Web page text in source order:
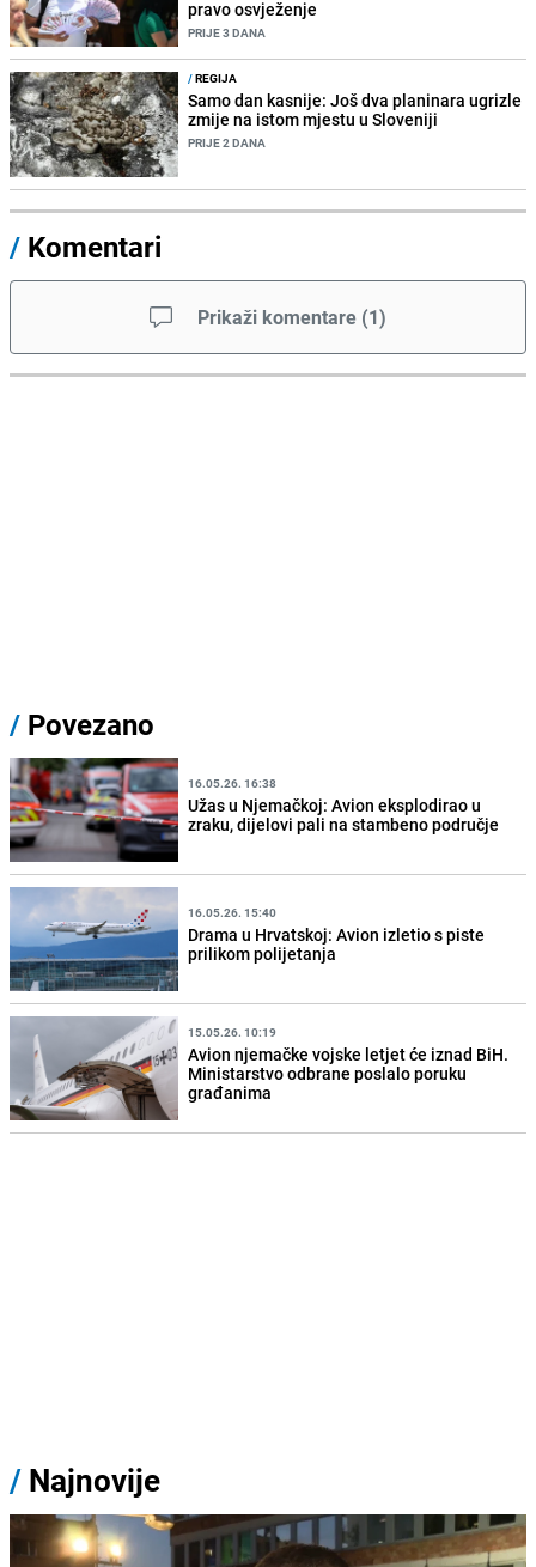
pravo osvježenje
PRIJE 3 DANA
/REGIJA
Samo dan kasnije: Još dva planinara ugrizle
zmije na istom mjestu u Sloveniji
PRIJE 2 DANA
/ Komentari
Prikaži komentare (1)
/ Povezano
16.05.26. 16:38
Užas u Njemačkoj: Avion eksplodirao u
zraku, dijelovi pali na stambeno područje
16.05.26. 15:40
Drama u Hrvatskoj: Avion izletio s piste
prilikom polijetanja
15.05.26. 10:19
Avion njemačke vojske letjet će iznad BiH.
Ministarstvo odbrane poslalo poruku
građanima
/ Najnovije